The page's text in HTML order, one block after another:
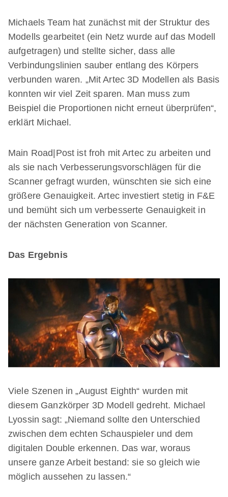
Michaels Team hat zunächst mit der Struktur des
Modells gearbeitet (ein Netz wurde auf das Modell
aufgetragen) und stellte sicher, dass alle
Verbindungslinien sauber entlang des Körpers
verbunden waren. „Mit Artec 3D Modellen als Basis
konnten wir viel Zeit sparen. Man muss zum
Beispiel die Proportionen nicht erneut überprüfen“,
erklärt Michael.
Main Road|Post ist froh mit Artec zu arbeiten und
als sie nach Verbesserungsvorschlägen für die
Scanner gefragt wurden, wünschten sie sich eine
größere Genauigkeit. Artec investiert stetig in F&E
und bemüht sich um verbesserte Genauigkeit in
der nächsten Generation von Scanner.
Das Ergebnis
Viele Szenen in „August Eighth“ wurden mit
diesem Ganzkörper 3D Modell gedreht. Michael
Lyossin sagt: „Niemand sollte den Unterschied
zwischen dem echten Schauspieler und dem
digitalen Double erkennen. Das war, woraus
unsere ganze Arbeit bestand: sie so gleich wie
möglich aussehen zu lassen.“